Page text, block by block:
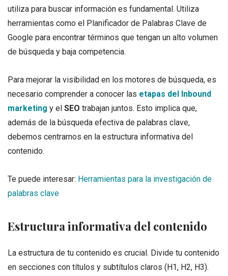
utiliza para buscar información es fundamental. Utiliza
herramientas como el Planificador de Palabras Clave de
Google para encontrar términos que tengan un alto volumen
de búsqueda y baja competencia.
Para mejorar la visibilidad en los motores de búsqueda, es
necesario comprender a conocer las etapas del Inbound
marketing y el SEO trabajan juntos. Esto implica que,
además de la búsqueda efectiva de palabras clave,
debemos centrarnos en la estructura informativa del
contenido.
Te puede interesar: Herramientas para la investigación de
palabras clave
Estructura informativa del contenido
La estructura de tu contenido es crucial. Divide tu contenido
en secciones con títulos y subtítulos claros (H1, H2, H3).